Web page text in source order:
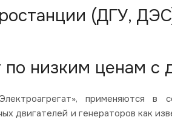
(ДГУ,
низким ценам с
применяются в
двигателей и генераторов как